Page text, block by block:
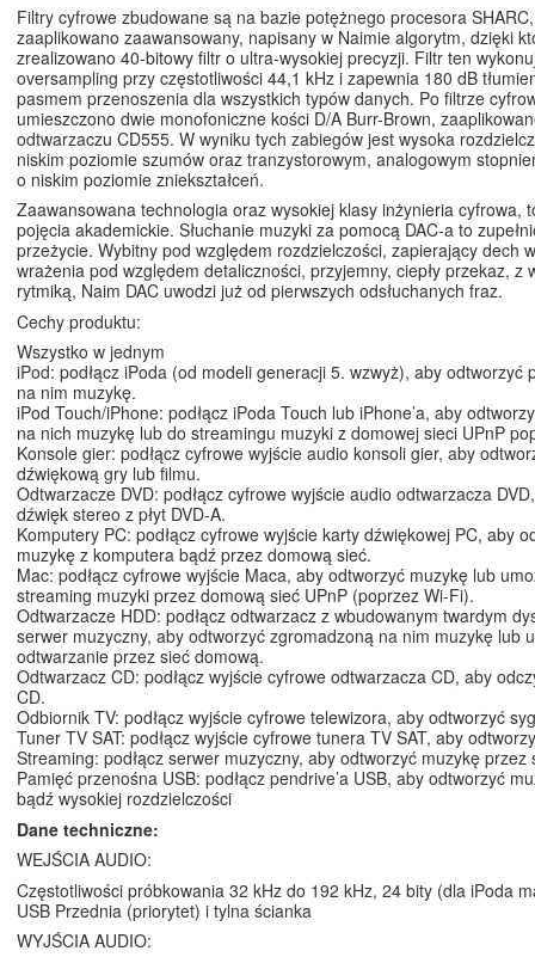
Filtry cyfrowe zbudowane są na bazie potężnego procesora
zaaplikowano zaawansowany, napisany w Naimie algorytm, dzięki
zrealizowano 40-bitowy filtr o ultra-wysokiej precyzji. Filtr ten
oversampling przy częstotliwości 44,1 kHz i zapewnia 180 dB
pasmem przenoszenia dla wszystkich typów danych. Po filtrze
umieszczono dwie monofoniczne kości D/A Burr-Brown,
odtwarzaczu CD555. W wyniku tych zabiegów jest wysoka
niskim poziomie szumów oraz tranzystorowym, analogowym
o niskim poziomie zniekształceń.
Zaawansowana technologia oraz wysokiej klasy inżynieria cyfrowa,
pojęcia akademickie. Słuchanie muzyki za pomocą DAC-a to
przeżycie. Wybitny pod względem rozdzielczości, zapierający dech
wrażenia pod względem detaliczności, przyjemny, ciepły przekaz, z
rytmiką, Naim DAC uwodzi już od pierwszych odsłuchanych fraz.
Cechy produktu:
Wszystko w jednym
iPod: podłącz iPoda (od modeli generacji 5. wzwyż), aby odtworzyć
na nim muzykę.
iPod Touch/iPhone: podłącz iPoda Touch lub iPhone’a, aby
na nich muzykę lub do streamingu muzyki z domowej sieci UPnP
Konsole gier: podłącz cyfrowe wyjście audio konsoli gier, aby
dźwiękową gry lub filmu.
Odtwarzacze DVD: podłącz cyfrowe wyjście audio odtwarzacza
dźwięk stereo z płyt DVD-A.
Komputery PC: podłącz cyfrowe wyjście karty dźwiękowej PC, aby
muzykę z komputera bądź przez domową sieć.
Mac: podłącz cyfrowe wyjście Maca, aby odtworzyć muzykę lub
streaming muzyki przez domową sieć UPnP (poprzez Wi-Fi).
Odtwarzacze HDD: podłącz odtwarzacz z wbudowanym twardym
serwer muzyczny, aby odtworzyć zgromadzoną na nim muzykę lub
odtwarzanie przez sieć domową.
Odtwarzacz CD: podłącz wyjście cyfrowe odtwarzacza CD, aby
CD.
Odbiornik TV: podłącz wyjście cyfrowe telewizora, aby odtworzyć
Tuner TV SAT: podłącz wyjście cyfrowe tunera TV SAT, aby
Streaming: podłącz serwer muzyczny, aby odtworzyć muzykę przez
Pamięć przenośna USB: podłącz pendrive’a USB, aby odtworzyć
bądź wysokiej rozdzielczości
Dane techniczne:
WEJŚCIA AUDIO:
Częstotliwości próbkowania 32 kHz do 192 kHz, 24 bity (dla iPoda
USB Przednia (priorytet) i tylna ścianka
WYJŚCIA AUDIO: